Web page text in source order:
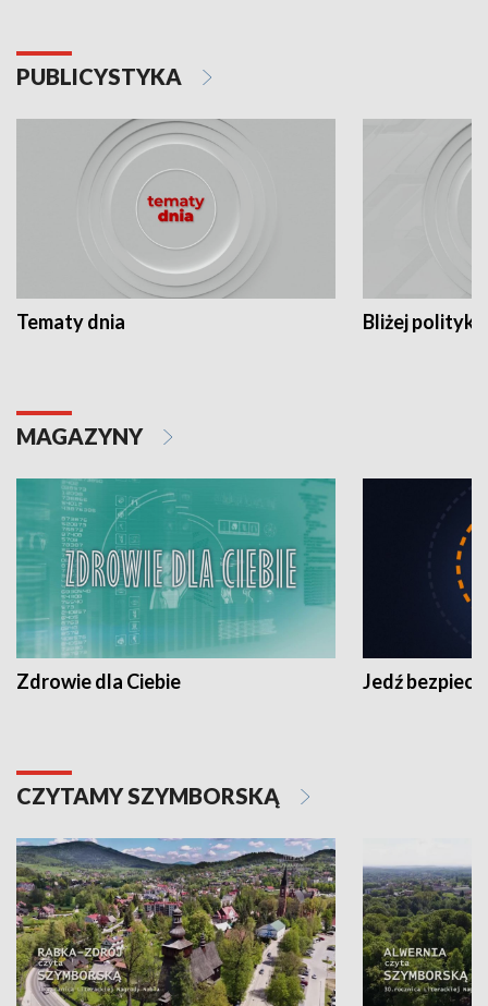
PUBLICYSTYKA
Tematy dnia Bliżej polityki
MAGAZYNY
Zdrowie dla Ciebie Jedź
CZYTAMY SZYMBORSKĄ